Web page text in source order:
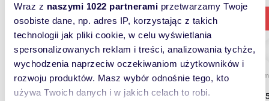
Wraz z naszymi 1022 partnerami przetwarzamy Twoje
osobiste dane, np. adres IP, korzystając z takich
technologii jak pliki cookie, w celu wyświetlania
spersonalizowanych reklam i treści, analizowania tychże,
wychodzenia naprzeciw oczekiwaniom użytkowników i
rozwoju produktów. Masz wybór odnośnie tego, kto
używa Twoich danych i w jakich celach to robi.
m